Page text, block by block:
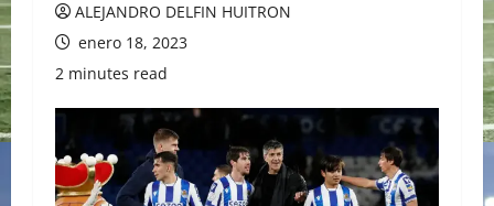
ALEJANDRO DELFIN HUITRON
enero 18, 2023
2 minutes read